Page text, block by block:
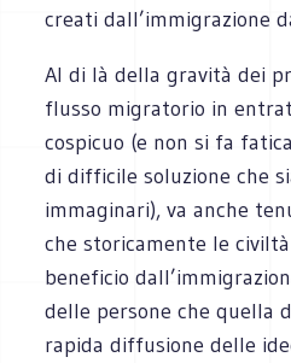
creati dall’immigrazione
Al di là della gravità dei
flusso migratorio in
cospicuo (e non si fa
di difficile soluzione che
immaginari), va anche
che storicamente le
beneficio
delle persone che quella
rapida diffusione delle